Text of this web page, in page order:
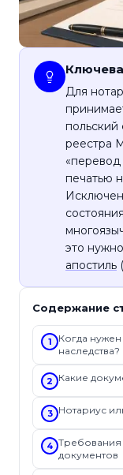
Для
польский
реестра
печатью
это
апостиль
Содержание
1
Когда
наследства?
2 Какие
3 Нотариус
4 Требования
документов